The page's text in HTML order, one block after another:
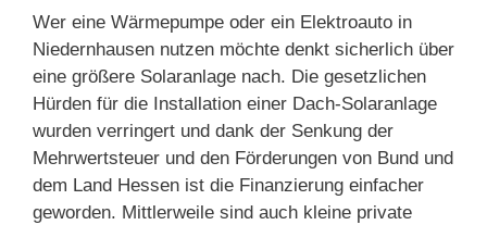
Wer eine Wärmepumpe oder ein Elektroauto in
Niedernhausen nutzen möchte denkt sicherlich über
eine größere Solaranlage nach. Die gesetzlichen
Hürden für die Installation einer Dach-Solaranlage
wurden verringert und dank der Senkung der
Mehrwertsteuer und den Förderungen von Bund und
dem Land Hessen ist die Finanzierung einfacher
geworden. Mittlerweile sind auch kleine private